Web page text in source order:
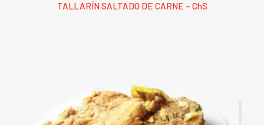
TALLARÍN SALTADO DE CARNE – ChS